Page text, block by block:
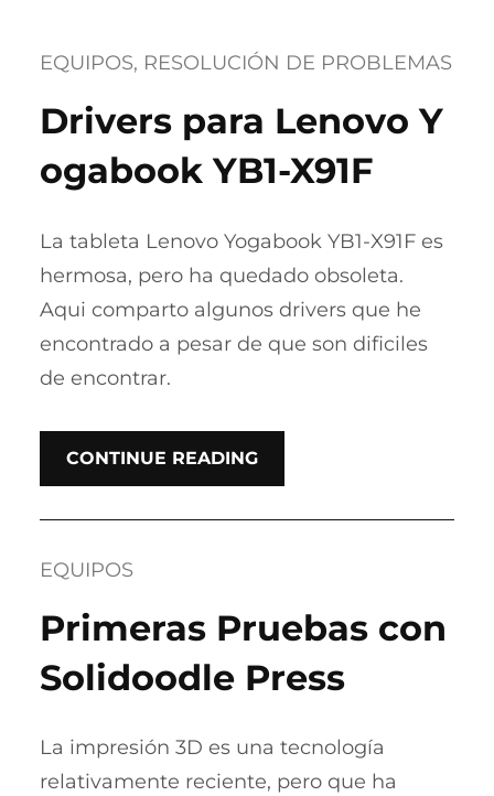
EQUIPOS, RESOLUCIÓN DE PROBLEMAS
Drivers para Lenovo Y
ogabook YB1-X91F
La tableta Lenovo Yogabook YB1-X91F es
hermosa, pero ha quedado obsoleta.
Aqui comparto algunos drivers que he
encontrado a pesar de que son dificiles
de encontrar.
CONTINUE READING
EQUIPOS
Primeras Pruebas con
Solidoodle Press
La impresión 3D es una tecnología
relativamente reciente, pero que ha